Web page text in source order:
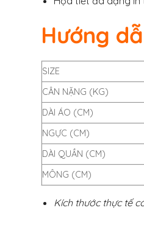
Hướng
SIZE
CÂN NẶNG (KG)
DÀI ÁO (CM)
NGỰC (CM)
DÀI QUẦN (CM)
MÔNG (CM)
Kích thước thực tế